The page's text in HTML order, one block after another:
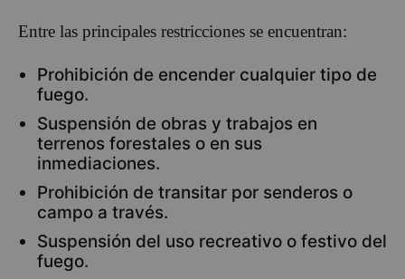
Entre las principales restricciones se encuentran:
Prohibición de encender cualquier tipo de
fuego.
Suspensión de obras y trabajos en
terrenos forestales o en sus
inmediaciones.
Prohibición de transitar por senderos o
campo a través.
Suspensión del uso recreativo o festivo del
fuego.